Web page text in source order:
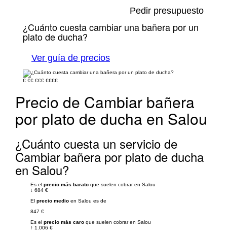
Pedir presupuesto
¿Cuánto cuesta cambiar una bañera por un
plato de ducha?
Ver guía de precios
€ €€ €€€ €€€€
Precio de Cambiar bañera
por plato de ducha en Salou
¿Cuánto cuesta un servicio de
Cambiar bañera por plato de ducha
en Salou?
Es el precio más barato que suelen cobrar en Salou
↓ 684 €
El precio medio en Salou es de
847 €
Es el precio más caro que suelen cobrar en Salou
↑ 1.006 €